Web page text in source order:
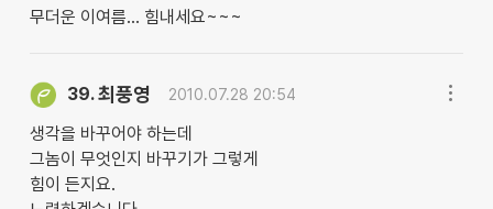
무더운 이여름... 힘내세요~~~
39.최풍영 2010.07.28 20:54
생각을 바꾸어야 하는데
그놈이 무엇인지 바꾸기가 그렇게
힘이 든지요.